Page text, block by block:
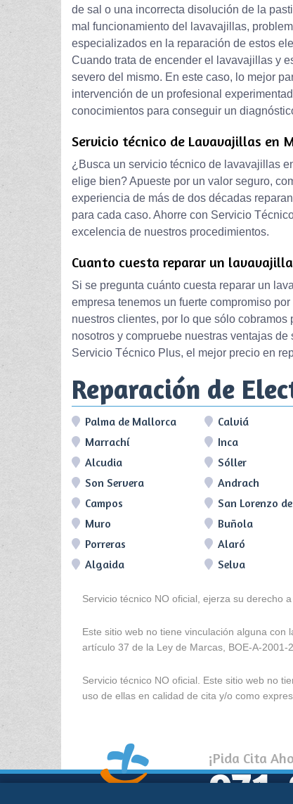
de sal o una incorrecta disolución de la
mal funcionamiento del lavavajillas,
especializados en la reparación de estos
Cuando trata de encender el lavavajillas y
severo del mismo. En este caso, lo mejor
intervención de un profesional
conocimientos para conseguir un
Servicio técnico de Lavavajillas en
¿Busca un servicio técnico de lavavajillas
elige bien? Apueste por un valor seguro,
experiencia de más de dos décadas
para cada caso. Ahorre con Servicio
excelencia de nuestros procedimientos.
Cuanto cuesta reparar un
Si se pregunta cuánto cuesta reparar un
empresa tenemos un fuerte compromiso
nuestros clientes, por lo que sólo
nosotros y compruebe nuestras ventajas
Servicio Técnico Plus, el mejor precio en
Reparación de
Palma de Mallorca Calviá
Marrachí
Inca
Alcudia
Sóller
Son Servera
Andrach
Campos
San Lorenzo
Muro
Buñola
Porreras
Alaró
Algaida
Selva
Servicio técnico NO oficial, ejerza su derecho
Este sitio web no tiene vinculación alguna
artículo 37 de la Ley de Marcas, BOE-A-2001-
Servicio técnico NO oficial. Este sitio web no
uso de ellas en calidad de cita y/o como
¡Pida Cita